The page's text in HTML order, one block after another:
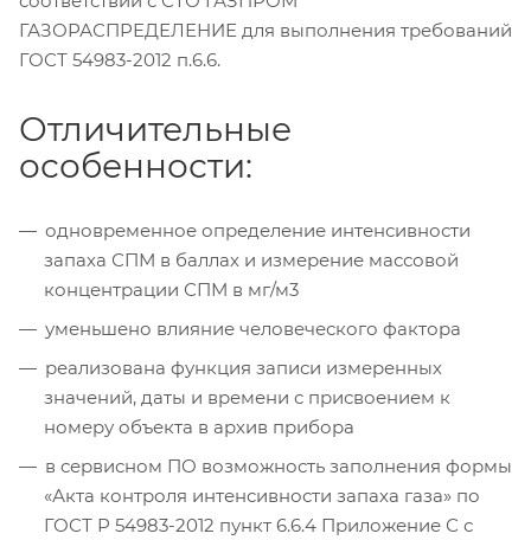
ГАЗОРАСПРЕДЕЛЕНИЕ для выполнения требований
ГОСТ 54983-2012 п.6.6.
Отличительные
особенности:
одновременное определение интенсивности
запаха СПМ в баллах и измерение массовой
концентрации СПМ в мг/м3
уменьшено влияние человеческого фактора
реализована функция записи измеренных
значений, даты и времени с присвоением к
номеру объекта в архив прибора
в сервисном ПО возможность заполнения формы
«Акта контроля интенсивности запаха газа» по
ГОСТ Р 54983-2012 пункт 6.6.4 Приложение С с